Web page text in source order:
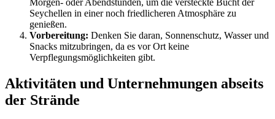
Morgen- oder Abendstunden, um die versteckte Bucht der
Seychellen in einer noch friedlicheren Atmosphäre zu
genießen.
Vorbereitung: Denken Sie daran, Sonnenschutz, Wasser und
Snacks mitzubringen, da es vor Ort keine
Verpflegungsmöglichkeiten gibt.
Aktivitäten und Unternehmungen abseits
der Strände